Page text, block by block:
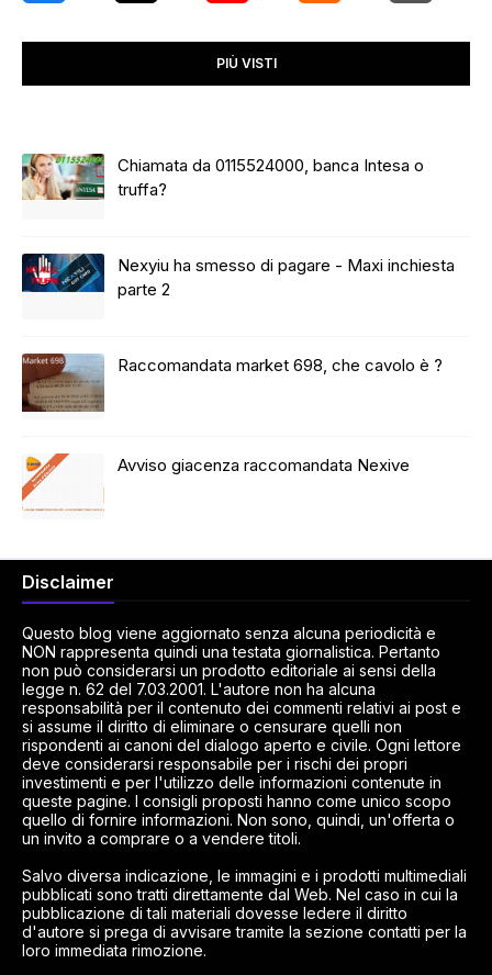
PIÙ VISTI
Chiamata da 0115524000, banca Intesa o
truffa?
Nexyiu ha smesso di pagare - Maxi inchiesta
parte 2
Raccomandata market 698, che cavolo è ?
Avviso giacenza raccomandata Nexive
Disclaimer
Questo blog viene aggiornato senza alcuna periodicità e
NON rappresenta quindi una testata giornalistica. Pertanto
non può considerarsi un prodotto editoriale ai sensi della
legge n. 62 del 7.03.2001. L'autore non ha alcuna
responsabilità per il contenuto dei commenti relativi ai post e
si assume il diritto di eliminare o censurare quelli non
rispondenti ai canoni del dialogo aperto e civile. Ogni lettore
deve considerarsi responsabile per i rischi dei propri
investimenti e per l'utilizzo delle informazioni contenute in
queste pagine. I consigli proposti hanno come unico scopo
quello di fornire informazioni. Non sono, quindi, un'offerta o
un invito a comprare o a vendere titoli.
Salvo diversa indicazione, le immagini e i prodotti multimediali
pubblicati sono tratti direttamente dal Web. Nel caso in cui la
pubblicazione di tali materiali dovesse ledere il diritto
d'autore si prega di avvisare tramite la sezione contatti per la
loro immediata rimozione.